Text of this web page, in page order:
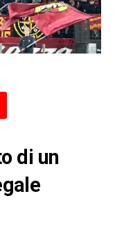
di un